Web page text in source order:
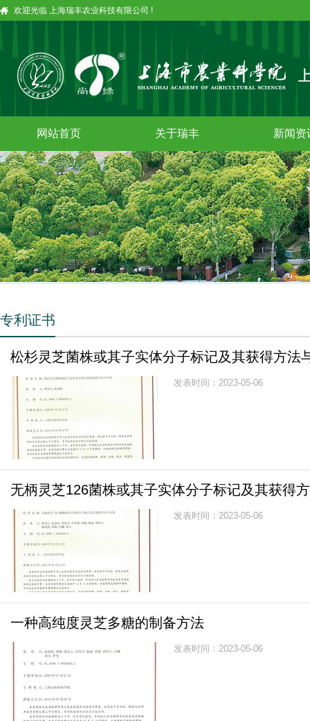
欢迎光临 上海瑞丰农业科技有限公司 !
网站首页 关于瑞丰 新闻资
专利证书
松杉灵芝菌株或其子实体分子标记及其获得方法
发表时间：2023-05-06
无柄灵芝126菌株或其子实体分子标记及其获得
发表时间：2023-05-06
一种高纯度灵芝多糖的制备方法
发表时间：2023-05-06